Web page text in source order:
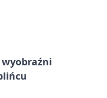
wyobraźni